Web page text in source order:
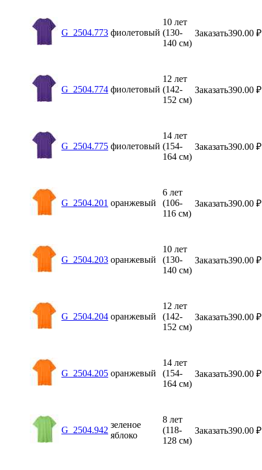
G_2504.773 фиолетовый
10 лет
(130-
140 см)
Заказать390.00 ₽
G_2504.774 фиолетовый
12 лет
(142-
152 см)
Заказать390.00 ₽
G_2504.775 фиолетовый
14 лет
(154-
164 см)
Заказать390.00 ₽
G_2504.201 оранжевый
6 лет
(106-
116 см)
Заказать390.00 ₽
G_2504.203 оранжевый
10 лет
(130-
140 см)
Заказать390.00 ₽
G_2504.204 оранжевый
12 лет
(142-
152 см)
Заказать390.00 ₽
G_2504.205 оранжевый
14 лет
(154-
164 см)
Заказать390.00 ₽
G_2504.942
зеленое
яблоко
8 лет
(118-
128 см)
Заказать390.00 ₽